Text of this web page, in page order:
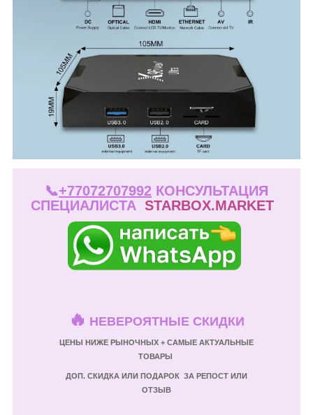
📞+77072707992 КОНСУЛЬТАЦИЯ
СПЕЦИАЛИСТА STARBOX.MARKET
🔥 НЕВЕРОЯТНЫЕ СКИДКИ
ЦЕНЫ НИЖЕ РЫНОЧНЫХ + САМЫЕ АКТУАЛЬНЫЕ
ТОВАРЫ
ДОП. СКИДКА ИЛИ ПОДАРОК ЗА РЕПОСТ ИЛИ
ОТЗЫВ